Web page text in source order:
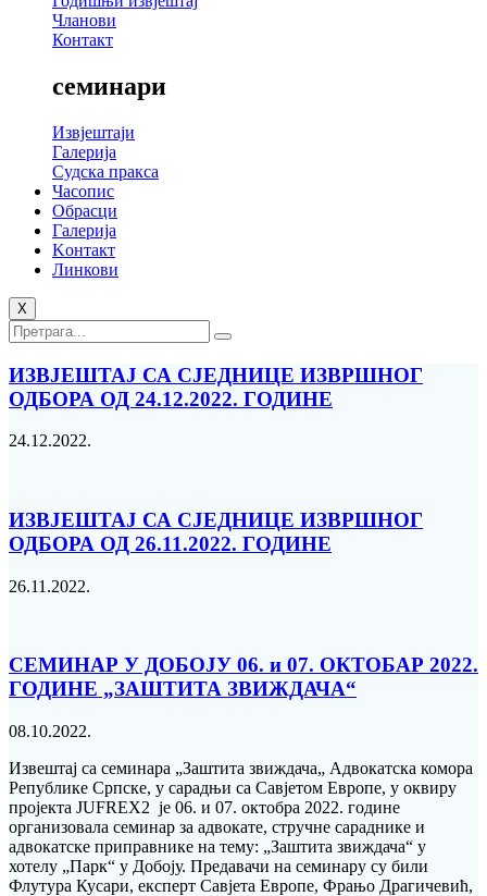
Чланови
Контакт
семинари
Извјештаји
Галерија
Судска пракса
Часопис
Обрасци
Галерија
Kонтакт
Линкови
X
ИЗВЈЕШТАЈ СА СЈЕДНИЦЕ ИЗВРШНОГ
ОДБОРА ОД 24.12.2022. ГОДИНЕ
24.12.2022.
ИЗВЈЕШТАЈ СА СЈЕДНИЦЕ ИЗВРШНОГ
ОДБОРА ОД 26.11.2022. ГОДИНЕ
26.11.2022.
СЕМИНАР У ДОБОЈУ 06. и 07. ОКТОБАР 2022.
ГОДИНЕ „ЗАШТИТА ЗВИЖДАЧА“
08.10.2022.
Извештај са семинара „Заштита звиждача„ Адвокатска комора
Републике Српске, у сарадњи са Савјетом Европе, у оквиру
пројекта JUFREX2 је 06. и 07. октобра 2022. године
организовала семинар за адвокате, стручне сараднике и
адвокатске приправнике на тему: „Заштита звиждача“ у
хотелу „Парк“ у Добоју. Предавачи на семинару су били
Флутура Кусари, експерт Савјета Европе, Фрањо Драгичевић,